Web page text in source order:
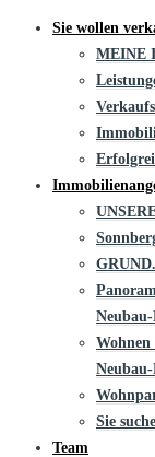
Sie wollen
MEINE
Wohnen
Sie
Team